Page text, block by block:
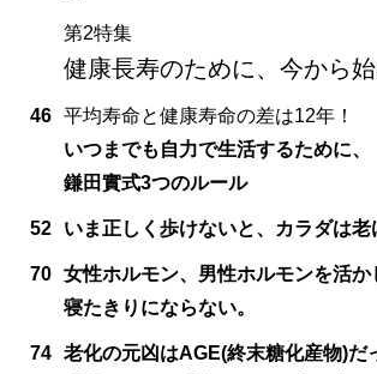
第2特集
健康長寿のために、今から始
46 平均寿命と健康寿命の差は12年！
いつまでも自力で生活するために、
鎌田實式3つのルール
52 いま正しく歩けないと、カラダは老
70 女性ホルモン、男性ホルモンを活か
寝たきりにならない。
74 老化の元凶はAGE(終末糖化産物)だ